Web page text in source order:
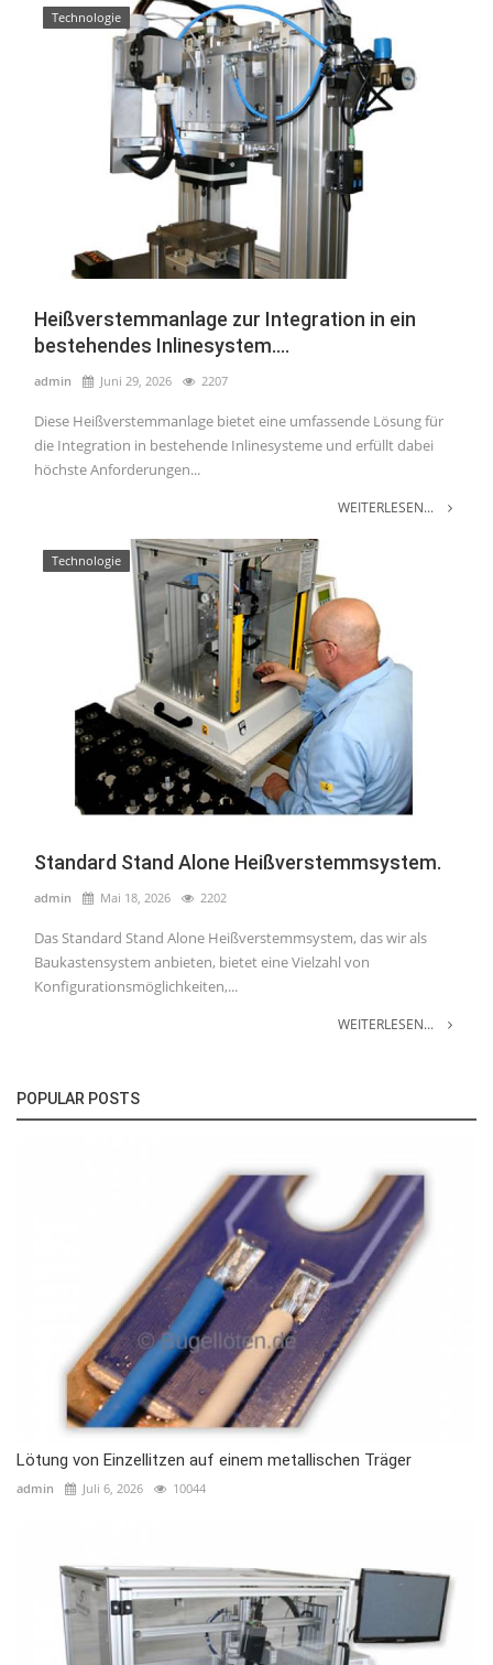
Technologie
Heißverstemmanlage zur Integration in ein
bestehendes Inlinesystem....
admin Juni 29, 2026 2207
Diese Heißverstemmanlage bietet eine umfassende Lösung für
die Integration in bestehende Inlinesysteme und erfüllt dabei
höchste Anforderungen...
WEITERLESEN...
Technologie
Standard Stand Alone Heißverstemmsystem.
admin Mai 18, 2026 2202
Das Standard Stand Alone Heißverstemmsystem, das wir als
Baukastensystem anbieten, bietet eine Vielzahl von
Konfigurationsmöglichkeiten,...
WEITERLESEN...
POPULAR POSTS
Lötung von Einzellitzen auf einem metallischen Träger
admin Juli 6, 2026 10044